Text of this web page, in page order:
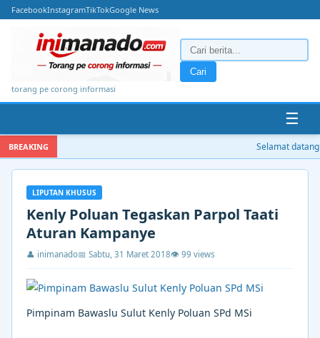
FacebookInstagramTikTokGoogle News
torang pe corong informasi
Cari
☰
BREAKING Selamat datang
LIPUTAN KHUSUS
Kenly Poluan Tegaskan Parpol Taati
Aturan Kampanye
👤 inimanado📅 Sabtu, 31 Maret 2018👁 99 views
Pimpinam Bawaslu Sulut Kenly Poluan SPd MSi